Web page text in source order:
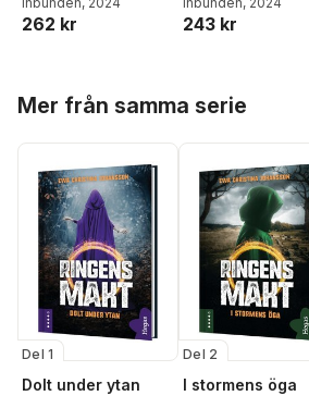
262 kr 243 kr
Mer från samma serie
Del 1
Dolt under ytan
Del 2
I stormens öga